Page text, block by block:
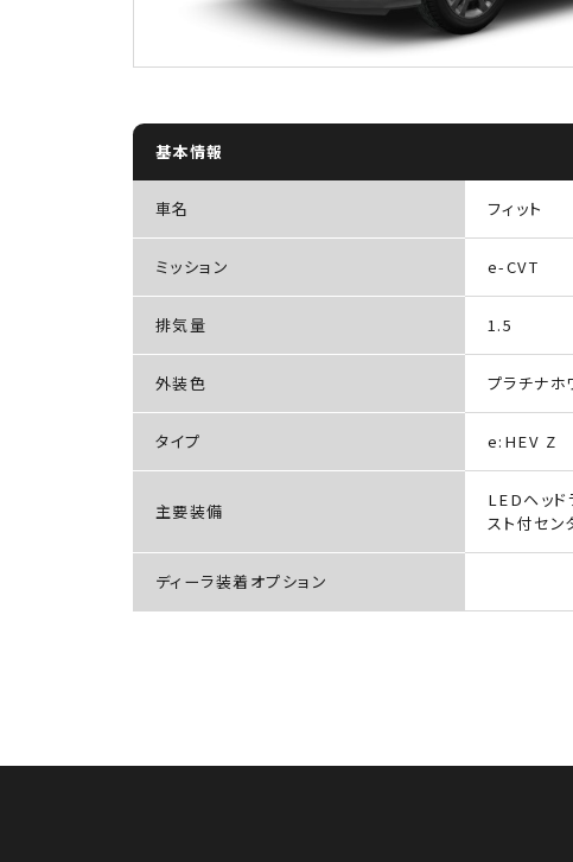
基本情報
車名 フィット
ミッション e-CVT
排気量 1.5
外装色 プラチナホ
タイプ e:HEV Z
主要装備
LEDヘッ
スト付セン
ディーラ装着オプション